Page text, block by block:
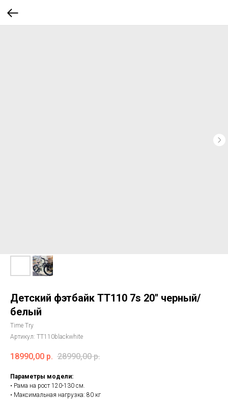
Детский фэтбайк ТТ110 7s 20'' черный/
белый
Time Try
Артикул: TT110blackwhite
18990,00 р. 28990,00 р.
Параметры модели:
• Рама на рост 120-130 см.
• Максимальная нагрузка: 80 кг